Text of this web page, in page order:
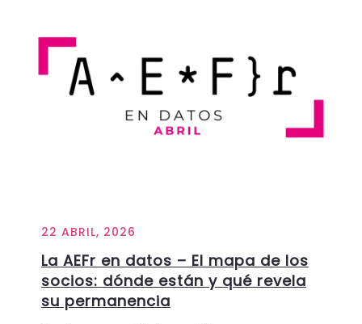
22 ABRIL, 2026
La AEFr en datos – El mapa de los
socios: dónde están y qué revela
su permanencia